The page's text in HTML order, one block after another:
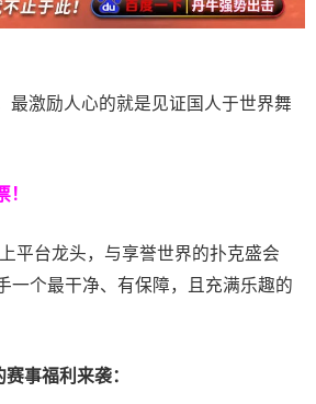
最激励人心的就是见证国人于世界舞
平台龙头，与享誉世界的扑克盛会
一个最干净、有保障，且充满乐趣的
事福利来袭：